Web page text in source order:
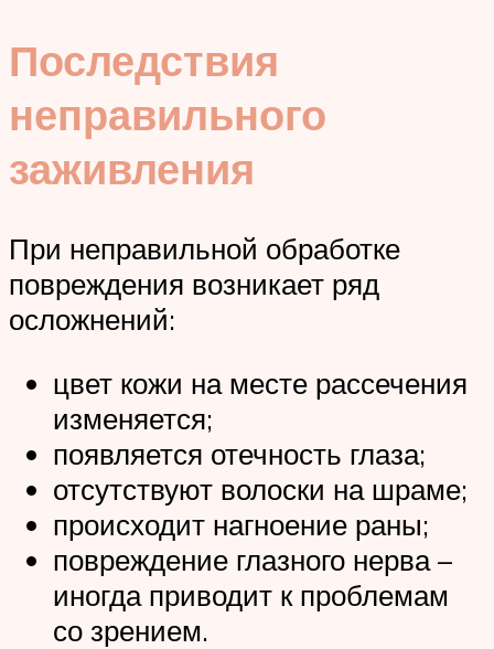
Последствия
неправильного
заживления
При неправильной обработке
повреждения возникает ряд
осложнений:
цвет кожи на месте рассечения
изменяется;
появляется отечность глаза;
отсутствуют волоски на шраме;
происходит нагноение раны;
повреждение глазного нерва –
иногда приводит к проблемам
со зрением.